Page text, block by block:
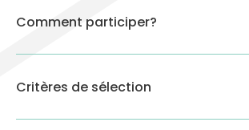
Comment participer?
Critères de sélection